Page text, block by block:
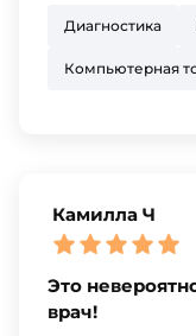
Диагностика
Компьютерная
Камилла Ч
Это
врач!